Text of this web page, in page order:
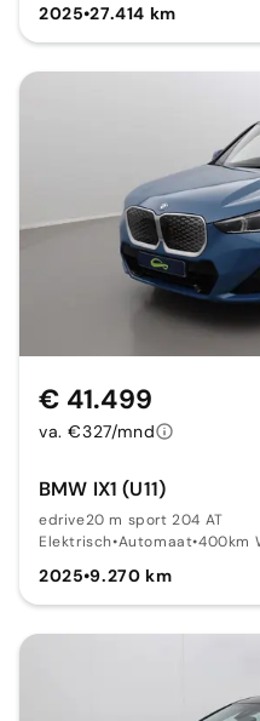
2025•27.414 km
BMW IX1 (U11)
edrive20 m sport 204 AT
Elektrisch•Automaat•400km
2025•9.270 km
€ 41.499
va. €327/mnd